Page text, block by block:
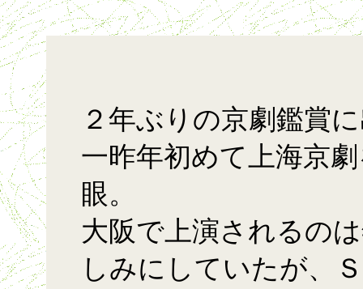
２年ぶりの京劇鑑賞
一昨年初めて上海京
眼。
大阪で上演されるの
しみにしていたが、